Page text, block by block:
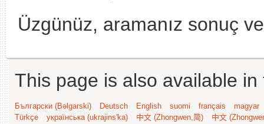
Üzgünüz, aramanız sonuç
This page is also available
Български (Bəlgarski) Deutsch English suomi français
magyar
Türkçe
українська (ukrajins'ka) 中文 (Zhongwen,简) 中文